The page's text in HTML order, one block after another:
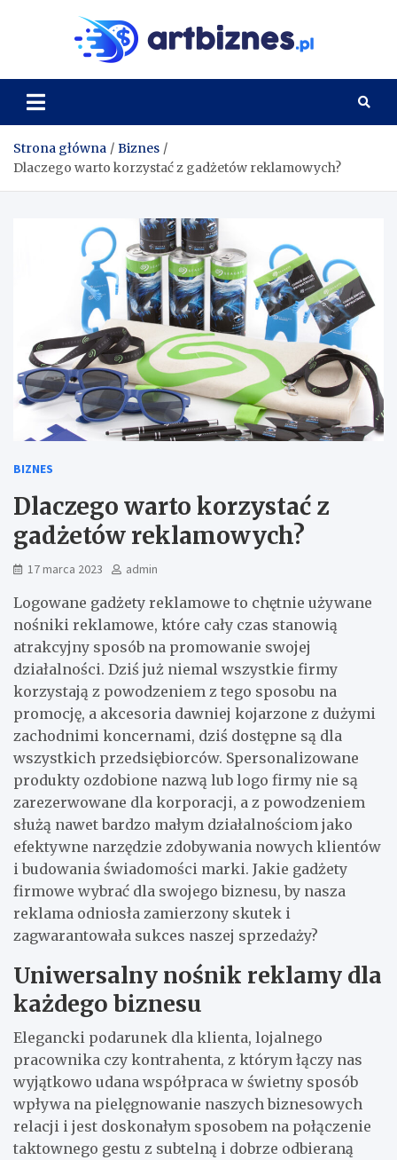
Strona główna
Biznes
Dlaczego warto korzystać z gadżetów reklamowych?
BIZNES
Dlaczego warto korzystać z
gadżetów reklamowych?
17 marca 2023 admin
Logowane gadżety reklamowe to chętnie używane
nośniki reklamowe, które cały czas stanowią
atrakcyjny sposób na promowanie swojej
działalności. Dziś już niemal wszystkie firmy
korzystają z powodzeniem z tego sposobu na
promocję, a akcesoria dawniej kojarzone z dużymi
zachodnimi koncernami, dziś dostępne są dla
wszystkich przedsiębiorców. Spersonalizowane
produkty ozdobione nazwą lub logo firmy nie są
zarezerwowane dla korporacji, a z powodzeniem
służą nawet bardzo małym działalnościom jako
efektywne narzędzie zdobywania nowych klientów
i budowania świadomości marki. Jakie gadżety
firmowe wybrać dla swojego biznesu, by nasza
reklama odniosła zamierzony skutek i
zagwarantowała sukces naszej sprzedaży?
Uniwersalny nośnik reklamy dla
każdego biznesu
Elegancki podarunek dla klienta, lojalnego
pracownika czy kontrahenta, z którym łączy nas
wyjątkowo udana współpraca w świetny sposób
wpływa na pielęgnowanie naszych biznesowych
relacji i jest doskonałym sposobem na połączenie
taktownego gestu z subtelną i dobrze odbieraną